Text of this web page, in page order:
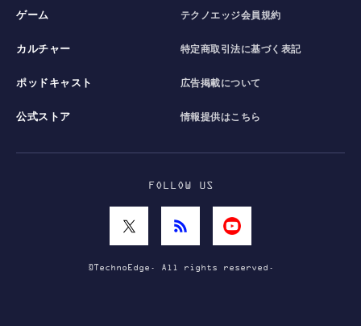
ゲーム
カルチャー
ポッドキャスト
公式ストア
テクノエッジ会員規約
特定商取引法に基づく表記
広告掲載について
情報提供はこちら
FOLLOW US
©TechnoEdge. All rights reserved.